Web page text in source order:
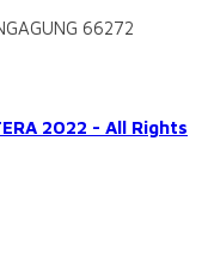
66272
2022 - All Rights